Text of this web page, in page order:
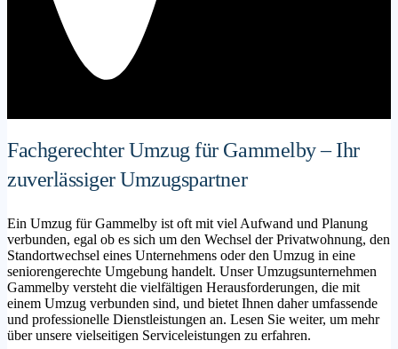
Fachgerechter Umzug für Gammelby – Ihr
zuverlässiger Umzugspartner
Ein Umzug für Gammelby ist oft mit viel Aufwand und Planung
verbunden, egal ob es sich um den Wechsel der Privatwohnung, den
Standortwechsel eines Unternehmens oder den Umzug in eine
seniorengerechte Umgebung handelt. Unser Umzugsunternehmen
Gammelby versteht die vielfältigen Herausforderungen, die mit
einem Umzug verbunden sind, und bietet Ihnen daher umfassende
und professionelle Dienstleistungen an. Lesen Sie weiter, um mehr
über unsere vielseitigen Serviceleistungen zu erfahren.